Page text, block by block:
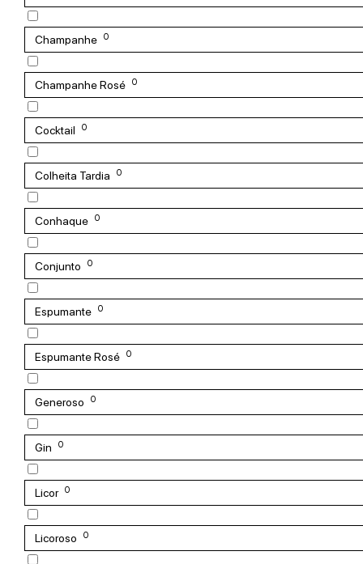
Champanhe 0
Champanhe Rosé 0
Cocktail 0
Colheita Tardia 0
Conhaque 0
Conjunto 0
Espumante 0
Espumante Rosé 0
Generoso 0
Gin 0
Licor 0
Licoroso 0